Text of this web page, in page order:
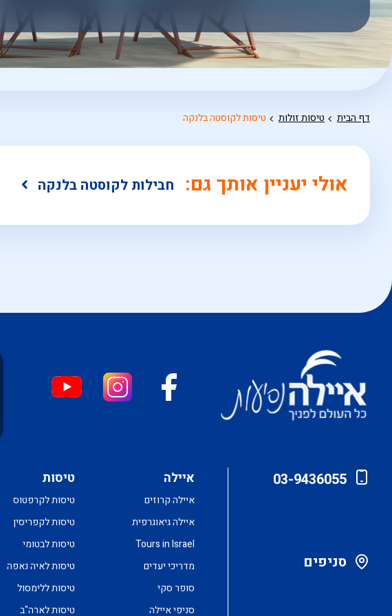
הנוספות
מוצגות
לפני
דף הבית טיסות זולות טיסות לקוסטה בלנקה
אולי יעניין אותך גם: חבילות לקוסטה בלנקה
03-9436055
סניפים
איילה
איילה קרוזים
איילה גיאוגרפית
Tours in Israel
מדריכי יעדים
סופר סקי
סניפי איילה
טיסות
טיסות לקרפטוס
טיסות לקפריסין
טיסות לבטומי
טיסות לאיה נאפה
טיסות ללימסול
טיסות לארה"ב